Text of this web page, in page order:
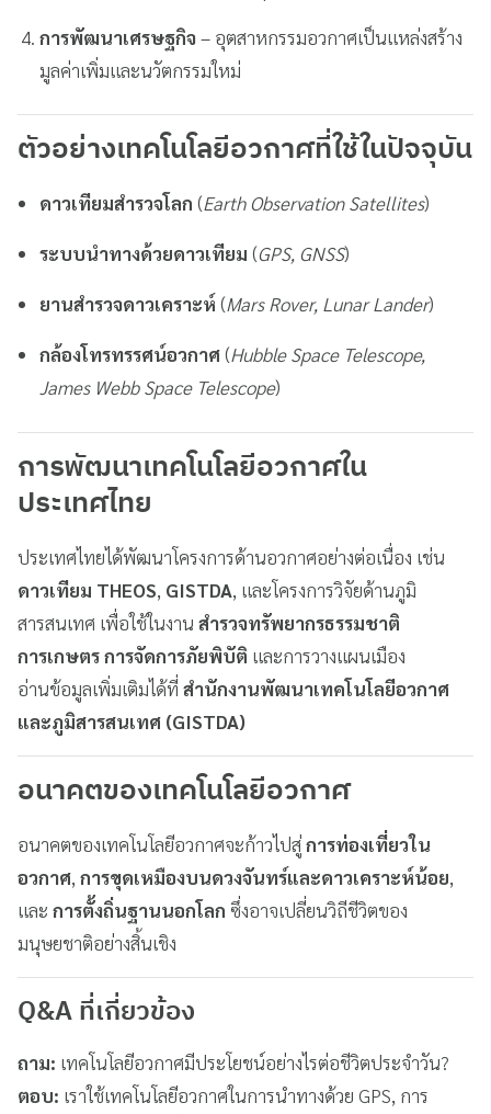
การพัฒนาเศรษฐกิจ– อุตสาหกรรมอวกาศเป็นแหล่งสร้าง
มูลค่าเพิ่มและนวัตกรรมใหม่
ตัวอย่างเทคโนโลยีอวกาศที่ใช้ในปัจจุบัน
ดาวเทียมสำรวจโลก (Earth Observation Satellites)
ระบบนำทางด้วยดาวเทียม (GPS, GNSS)
ยานสำรวจดาวเคราะห์ (Mars Rover, Lunar Lander)
กล้องโทรทรรศน์อวกาศ(Hubble Space Telescope,
James Webb Space Telescope)
การพัฒนาเทคโนโลยีอวกาศใน
ประเทศไทย
ประเทศไทยได้พัฒนาโครงการด้านอวกาศอย่างต่อเนื่อง เช่น
ดาวเทียม THEOS, GISTDA, และโครงการวิจัยด้านภูมิ
สารสนเทศ เพื่อใช้ในงาน สำรวจทรัพยากรธรรมชาติ
การเกษตร การจัดการภัยพิบัติ และการวางแผนเมือง
อ่านข้อมูลเพิ่มเติมได้ที่ สำนักงานพัฒนาเทคโนโลยีอวกาศ
และภูมิสารสนเทศ (GISTDA)
อนาคตของเทคโนโลยีอวกาศ
อนาคตของเทคโนโลยีอวกาศจะก้าวไปสู่การท่องเที่ยวใน
อวกาศ, การขุดเหมืองบนดวงจันทร์และดาวเคราะห์น้อย,
และ การตั้งถิ่นฐานนอกโลก ซึ่งอาจเปลี่ยนวิถีชีวิตของ
มนุษยชาติอย่างสิ้นเชิง
Q&A ที่เกี่ยวข้อง
ถาม: เทคโนโลยีอวกาศมีประโยชน์อย่างไรต่อชีวิตประจำวัน?
ตอบ: เราใช้เทคโนโลยีอวกาศในการนำทางด้วย GPS, การ